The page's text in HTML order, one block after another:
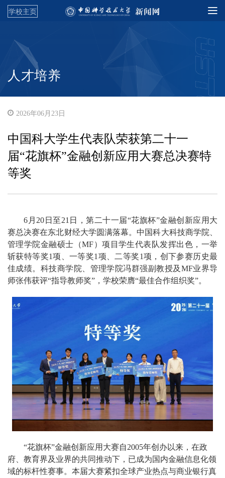
学校主页
人才培养
2026年06月23日
中国科大学生代表队荣获第二十一
届“花旗杯”金融创新应用大赛总决赛特
等奖
6月20日至21日，第二十一届“花旗杯”金融创新应用大
赛总决赛在东北财经大学圆满落幕。中国科大科技商学院、
管理学院金融硕士（MF）项目学生代表队发挥出色，一举
斩获特等奖1项、一等奖1项、二等奖1项，创下参赛历史最
佳成绩。科技商学院、管理学院冯群强副教授及MF业界导
师张伟获评“指导教师奖”，学校荣膺“最佳合作组织奖”。
“花旗杯”金融创新应用大赛自2005年创办以来，在政
府、教育界及业界的共同推动下，已成为国内金融信息化领
域的标杆性赛事。本届大赛紧扣全球产业热点与商业银行真